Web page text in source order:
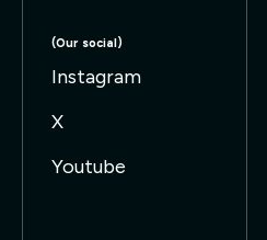
(Our social)
Instagram
X
Youtube